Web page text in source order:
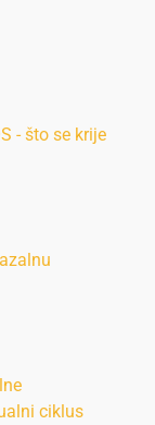
- što se krije
ciklus